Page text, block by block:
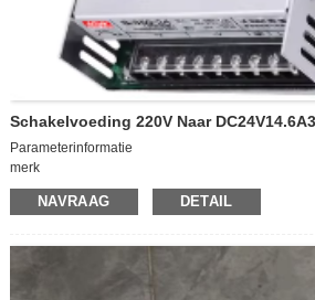
Schakelvoeding 220V Naar
Parameterinformatie
merk
Ik bedoel het goed/Ik bedoel het goed
modelNAVRAAG DETAIL